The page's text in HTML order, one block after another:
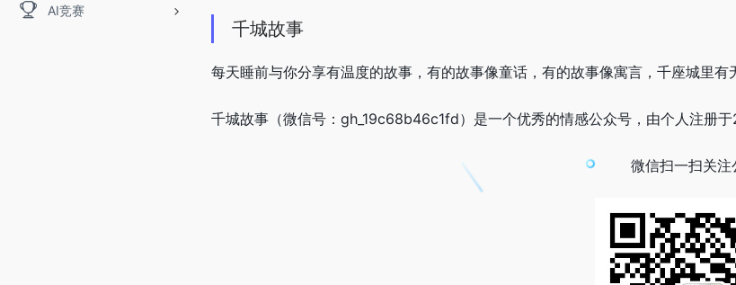
AI竞赛
千城故事
每天睡前与你分享有温度的故事，有的故事像童话，有的故事像寓言，千座城里有
千城故事（微信号：gh_19c68b46c1fd）是一个优秀的情感公众号，由个人注册于
微信扫一扫关注